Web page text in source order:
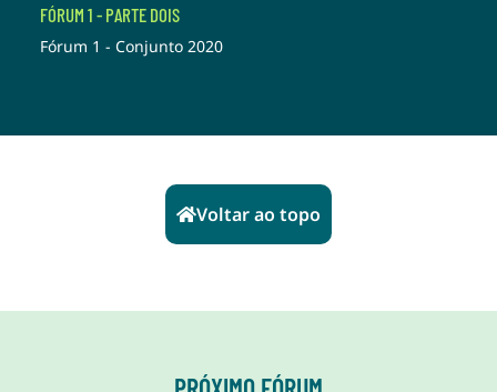
FÓRUM 1 - PARTE DOIS
Fórum 1 - Conjunto 2020
Voltar ao topo